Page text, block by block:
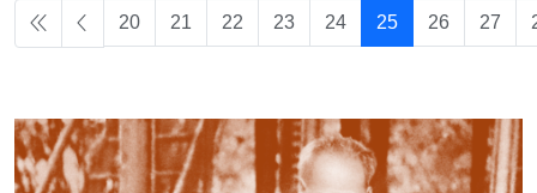
Page 25 of 30
20 21 22 23 24 25 26 27